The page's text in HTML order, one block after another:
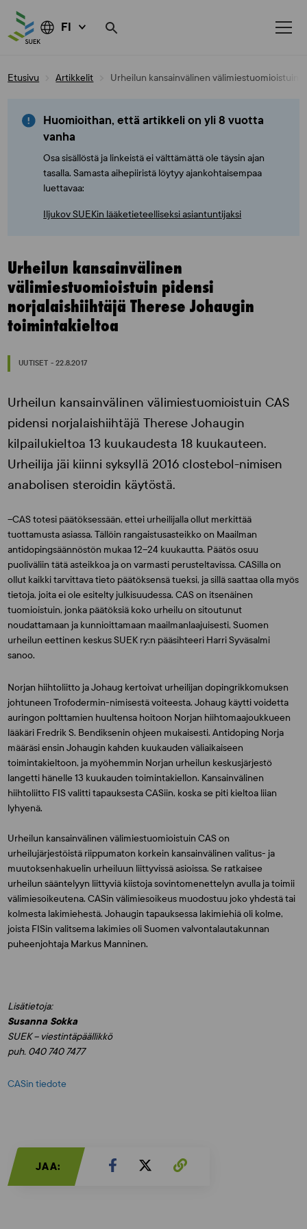
FI
Etusivu Artikkelit Urheilun kansainvälinen välimiestuomioistuin
Huomioithan, että artikkeli on yli 8 vuotta
vanha
Osa sisällöstä ja linkeistä ei välttämättä ole täysin ajan
tasalla. Samasta aihepiiristä löytyy ajankohtaisempaa
luettavaa:
Iljukov SUEKin lääketieteelliseksi asiantuntijaksi
Urheilun kansainvälinen
välimiestuomioistuin pidensi
norjalaishiihtäjä Therese Johaugin
toimintakieltoa
UUTISET - 22.8.2017
Urheilun kansainvälinen välimiestuomioistuin CAS
pidensi norjalaishiihtäjä Therese Johaugin
kilpailukieltoa 13 kuukaudesta 18 kuukauteen.
Urheilija jäi kiinni syksyllä 2016 clostebol-nimisen
anabolisen steroidin käytöstä.
–CAS totesi päätöksessään, ettei urheilijalla ollut merkittää
tuottamusta asiassa. Tällöin rangaistusasteikko on Maailman
antidopingsäännöstön mukaa 12–24 kuukautta. Päätös osuu
puoliväliin tätä asteikkoa ja on varmasti perusteltavissa. CASilla on
ollut kaikki tarvittava tieto päätöksensä tueksi, ja sillä saattaa olla myös
tietoja, joita ei ole esitelty julkisuudessa. CAS on itsenäinen
tuomioistuin, jonka päätöksiä koko urheilu on sitoutunut
noudattamaan ja kunnioittamaan maailmanlaajuisesti, Suomen
urheilun eettinen keskus SUEK ry:n pääsihteeri Harri Syväsalmi
sanoo.
Norjan hiihtoliitto ja Johaug kertoivat urheilijan dopingrikkomuksen
johtuneen Trofodermin-nimisestä voiteesta. Johaug käytti voidetta
auringon polttamien huultensa hoitoon Norjan hiihtomaajoukkueen
lääkäri Fredrik S. Bendikseninohjeen mukaisesti. Antidoping Norja
määräsi ensin Johaugin kahden kuukauden väliaikaiseen
toimintakieltoon, ja myöhemmin Norjan urheilun keskusjärjestö
langetti hänelle 13 kuukauden toimintakiellon. Kansainvälinen
hiihtoliitto FIS valitti tapauksesta CASiin, koska se piti kieltoa liian
lyhyenä.
Urheilun kansainvälinen välimiestuomioistuin CAS on
urheilujärjestöistä riippumaton korkein kansainvälinen valitus- ja
muutoksenhakuelin urheiluun liittyvissä asioissa. Se ratkaisee
urheilun sääntelyyn liittyviä kiistoja sovintomenettelyn avulla ja toimii
välimiesoikeutena. CASin välimiesoikeus muodostuu joko yhdestä tai
kolmesta lakimiehestä. Johaugin tapauksessa lakimiehiä oli kolme,
joista FISin valitsema lakimies oli Suomen valvontalautakunnan
puheenjohtaja Markus Manninen.
Lisätietoja:
Susanna Sokka
SUEK – viestintäpäällikkö
puh. 040 740 7477
CASin tiedote
JAA: